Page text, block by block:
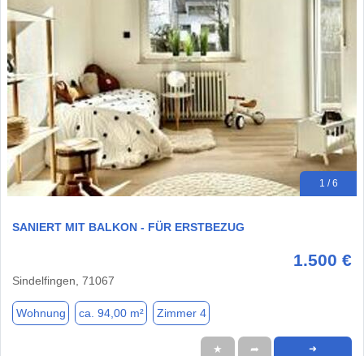
1 / 6
SANIERT MIT BALKON - FÜR ERSTBEZUG
1.500 €
Sindelfingen, 71067
Wohnung ca. 94,00 m² Zimmer 4
★ ➦ ➜